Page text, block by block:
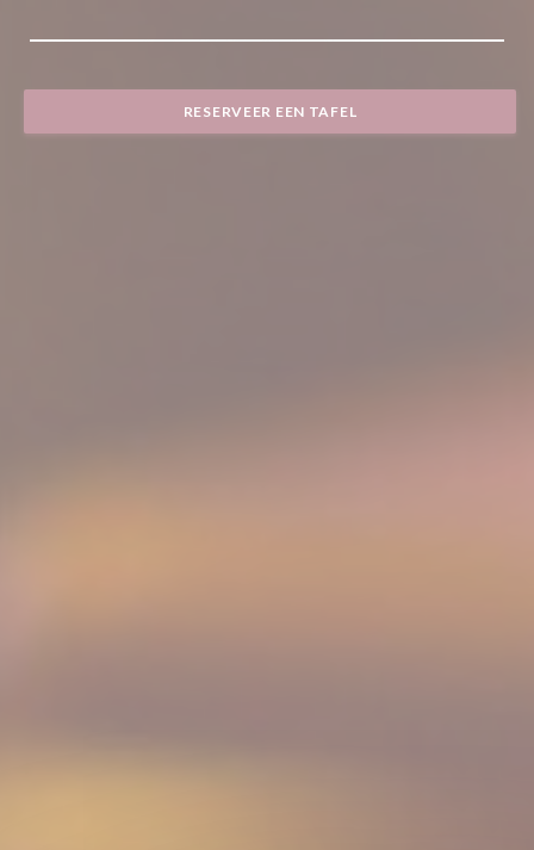
RESERVEER EEN TAFEL